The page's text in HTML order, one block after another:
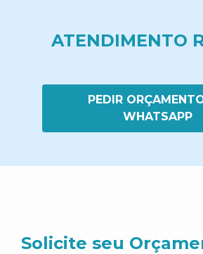
ATENDIMENTO
PEDIR
WHATSAPP
Solicite seu